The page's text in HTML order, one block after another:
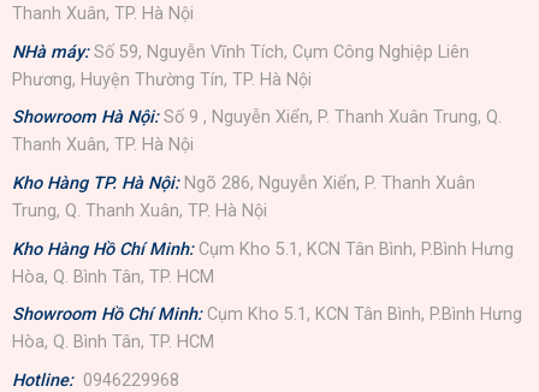
Thanh Xuân, TP. Hà Nội
NHà máy: Số 59, Nguyễn Vĩnh Tích, Cụm Công Nghiệp Liên
Phương, Huyện Thường Tín, TP. Hà Nội
Showroom Hà Nội: Số 9 , Nguyễn Xiển, P. Thanh Xuân Trung, Q.
Thanh Xuân, TP. Hà Nội
Kho Hàng TP. Hà Nội: Ngõ 286, Nguyễn Xiển, P. Thanh Xuân
Trung, Q. Thanh Xuân, TP. Hà Nội
Kho Hàng Hồ Chí Minh: Cụm Kho 5.1, KCN Tân Bình, P.Bình Hưng
Hòa, Q. Bình Tân, TP. HCM
Showroom Hồ Chí Minh: Cụm Kho 5.1, KCN Tân Bình, P.Bình Hưng
Hòa, Q. Bình Tân, TP. HCM
Hotline: 0946229968